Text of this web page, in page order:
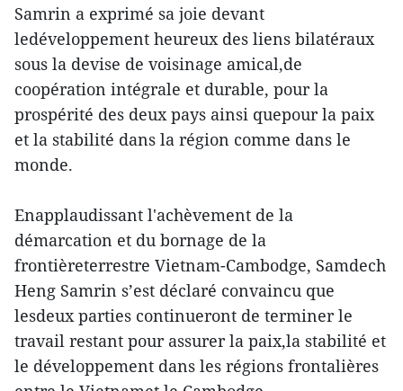
Samrin a exprimé sa joie devant
ledéveloppement heureux des liens bilatéraux
sous la devise de voisinage amical,de
coopération intégrale et durable, pour la
prospérité des deux pays ainsi quepour la paix
et la stabilité dans la région comme dans le
monde.
Enapplaudissant l'achèvement de la
démarcation et du bornage de la
frontièreterrestre Vietnam-Cambodge, Samdech
Heng Samrin s’est déclaré convaincu que
lesdeux parties continueront de terminer le
travail restant pour assurer la paix,la stabilité et
le développement dans les régions frontalières